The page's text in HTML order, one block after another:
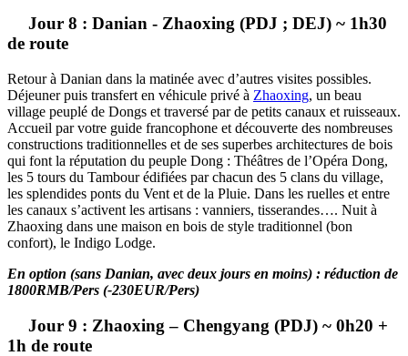
Jour 8 : Danian - Zhaoxing (PDJ ; DEJ) ~ 1h30
de route
Retour à Danian dans la matinée avec d’autres visites possibles.
Déjeuner puis transfert en véhicule privé à Zhaoxing, un beau
village peuplé de Dongs et traversé par de petits canaux et ruisseaux.
Accueil par votre guide francophone et découverte des nombreuses
constructions traditionnelles et de ses superbes architectures de bois
qui font la réputation du peuple Dong : Théâtres de l’Opéra Dong,
les 5 tours du Tambour édifiées par chacun des 5 clans du village,
les splendides ponts du Vent et de la Pluie. Dans les ruelles et entre
les canaux s’activent les artisans : vanniers, tisserandes…. Nuit à
Zhaoxing dans une maison en bois de style traditionnel (bon
confort), le Indigo Lodge.
En option (sans Danian, avec deux jours en moins) : réduction de
1800RMB/Pers (-230EUR/Pers)
Jour 9 : Zhaoxing – Chengyang (PDJ) ~ 0h20 +
1h de route